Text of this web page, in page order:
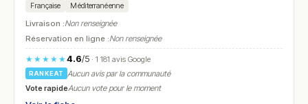
Française Méditerranéenne
Livraison :Non renseignée
Réservation en ligne :Non renseignée
★★★★★4.6/5· 1 181 avis Google
RANKEAT
Aucun avis par la communauté
Vote rapideAucun vote pour le moment